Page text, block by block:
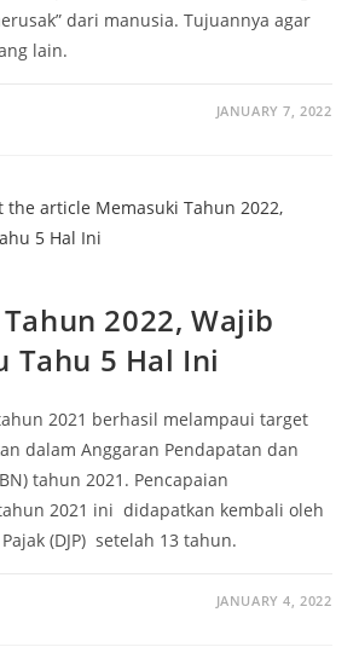
dari manusia. Tujuannya agar
lain.
JANUARY 7, 2022
2022, Wajib
Tahu 5 Hal Ini
2021 berhasil melampaui target
dalam Anggaran Pendapatan dan
tahun 2021. Pencapaian
2021 ini didapatkan kembali oleh
(DJP) setelah 13 tahun.
JANUARY 4, 2022